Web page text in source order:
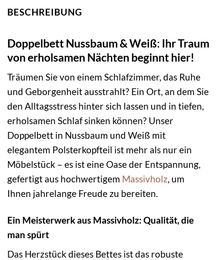
BESCHREIBUNG
Doppelbett Nussbaum & Weiß: Ihr Traum
von erholsamen Nächten beginnt hier!
Träumen Sie von einem Schlafzimmer, das Ruhe
und Geborgenheit ausstrahlt? Ein Ort, an dem Sie
den Alltagsstress hinter sich lassen und in tiefen,
erholsamen Schlaf sinken können? Unser
Doppelbett in Nussbaum und Weiß mit
elegantem Polsterkopfteil ist mehr als nur ein
Möbelstück – es ist eine Oase der Entspannung,
gefertigt aus hochwertigem Massivholz, um
Ihnen jahrelange Freude zu bereiten.
Ein Meisterwerk aus Massivholz: Qualität, die
man spürt
Das Herzstück dieses Bettes ist das robuste